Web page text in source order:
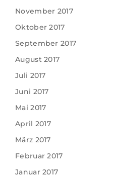
November 2017
Oktober 2017
September 2017
August 2017
Juli 2017
Juni 2017
Mai 2017
April 2017
März 2017
Februar 2017
Januar 2017